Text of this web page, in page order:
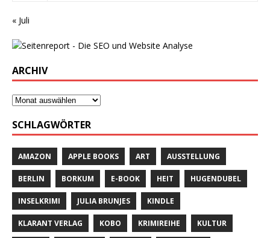
« Juli
ARCHIV
SCHLAGWÖRTER
AMAZON APPLE BOOKS ART AUSSTELLUNG
BERLIN BORKUM E-BOOK HEIT HUGENDUBEL
INSELKRIMI JULIA BRUNJES KINDLE
KLARANT VERLAG KOBO KRIMIREIHE KULTUR